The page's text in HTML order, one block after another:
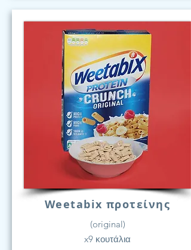
Weetabix προτείνης
(original)
x9 κουτάλια